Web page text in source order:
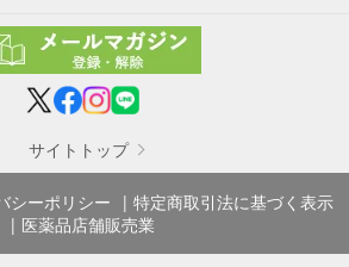
サイトトップ
シーポリシー
特定商取引法に基づく表示
医薬品店舗販売業